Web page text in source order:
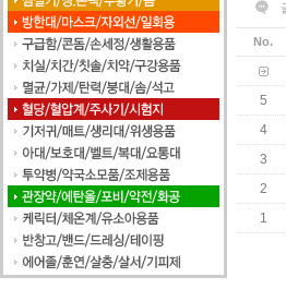
No.
5
4
3
2
1